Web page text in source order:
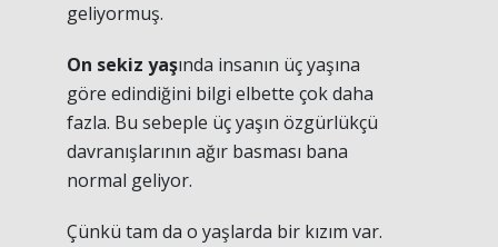
geliyormuş.
On sekiz yaşında insanın üç yaşına
göre edindiğini bilgi elbette çok daha
fazla. Bu sebeple üç yaşın özgürlükçü
davranışlarının ağır basması bana
normal geliyor.
Çünkü tam da o yaşlarda bir kızım var.